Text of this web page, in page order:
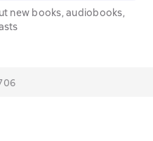
new books, audiobooks,